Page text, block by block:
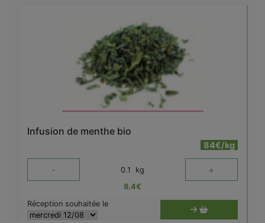
Infusion de menthe bio
84€/kg
- 0.1 kg +
8.4€
Réception souhaitée le